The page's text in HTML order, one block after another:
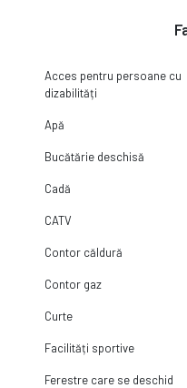
Acces pentru persoane cu
dizabilități
Apă
Bucătărie deschisă
Cadă
CATV
Contor căldură
Contor gaz
Curte
Facilități sportive
Ferestre care se deschid